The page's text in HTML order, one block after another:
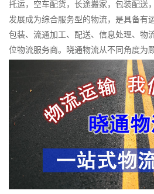
托运，空车配货，长途搬家，包装配送
发展成为综合服务型的物流，是具备有
包装、流通加工、配送、信息处理、物
位物流服务商。晓通物流从不同角度为
节，做到尽可能满足顾客需要，又不会
您带来超值服务。公司以“敬职敬业、真
用户为目标，积极探索，不断创新，努
着公司业务扩展，公司不断朝集团化，
期望能结识更多的合作伙伴，相信我们
越走越远。晓通物流拥有专线往返运输
流、内引外联、服务社会”的发展目标。
务宗旨。为企业，商场提供仓储、中转
便、安全、快捷、准时”的服务准则，实